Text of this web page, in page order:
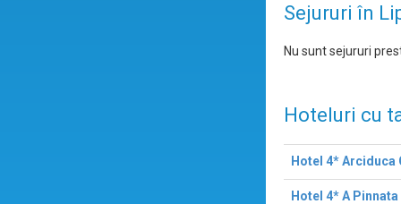
Sejururi în
Nu sunt sejururi
Hoteluri cu
Hotel 4* Arciduca
Hotel 4* A Pinnata